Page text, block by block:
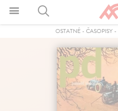
OSTATNÉ- ČASOPISY-